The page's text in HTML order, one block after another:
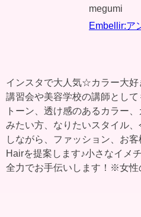
megumi
Embellir:ア
インスタで大人気☆カラー大好
講習会や美容学校の講師とし
トーン、透け感のあるカラー
みたい方、なりたいスタイル
しながら、ファッション、お
Hairを提案します♪小さなイメ
全力でお手伝いします！※女性